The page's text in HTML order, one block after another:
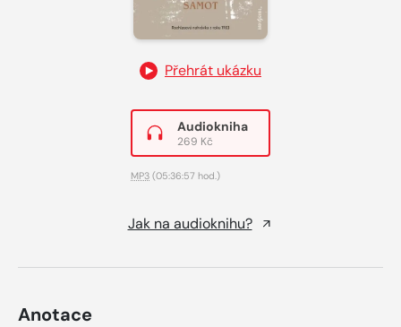
Přehrát ukázku
Audiokniha
269 Kč
MP3 (05:36:57 hod.)
Jak na audioknihu?
Anotace